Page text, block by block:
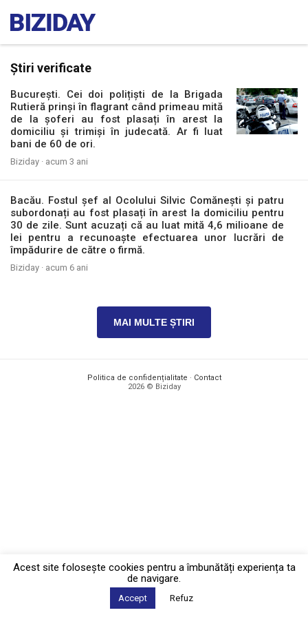
Știri verificate
București. Cei doi polițiști de la Brigada
Rutieră prinși în flagrant când primeau mită
de la șoferi au fost plasați în arest la
domiciliu și trimiși în judecată. Ar fi luat
bani de 60 de ori.
Biziday · acum 3 ani
Bacău. Fostul șef al Ocolului Silvic Comănești și patru
subordonați au fost plasați în arest la domiciliu pentru
30 de zile. Sunt acuzați că au luat mită 4,6 milioane de
lei pentru a recunoaște efectuarea unor lucrări de
împădurire de către o firmă.
Biziday · acum 6 ani
MAI MULTE ȘTIRI
Politica de confidențialitate · Contact
2026 © Biziday
Acest site foloseşte cookies pentru a îmbunătăți experiența ta
de navigare.
Accept Refuz